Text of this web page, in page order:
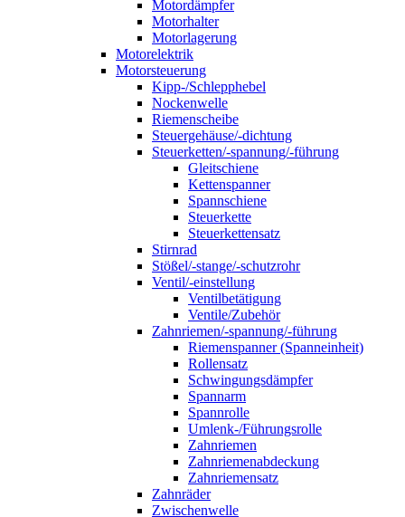
Motordämpfer
Motorhalter
Motorlagerung
Motorelektrik
Motorsteuerung
Kipp-/Schlepphebel
Nockenwelle
Riemenscheibe
Steuergehäuse/-dichtung
Steuerketten/-spannung/-führung
Gleitschiene
Kettenspanner
Spannschiene
Steuerkette
Steuerkettensatz
Stirnrad
Stößel/-stange/-schutzrohr
Ventil/-einstellung
Ventilbetätigung
Ventile/Zubehör
Zahnriemen/-spannung/-führung
Riemenspanner (Spanneinheit)
Rollensatz
Schwingungsdämpfer
Spannarm
Spannrolle
Umlenk-/Führungsrolle
Zahnriemen
Zahnriemenabdeckung
Zahnriemensatz
Zahnräder
Zwischenwelle